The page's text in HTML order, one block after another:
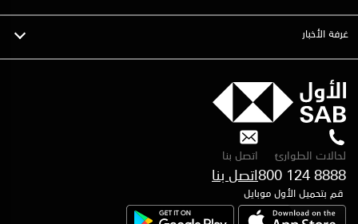
غرفة الأخبار
لحالات الطوارئ
800 124 8888
اتصل بنا
قم بتحميل الأول موبايل